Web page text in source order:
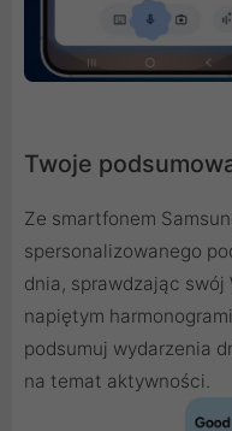
Twoje
Ze smartfonem
spersonalizowanego
dnia, sprawdzając swój
napiętym
podsumuj wydarzenia
na temat aktywności.